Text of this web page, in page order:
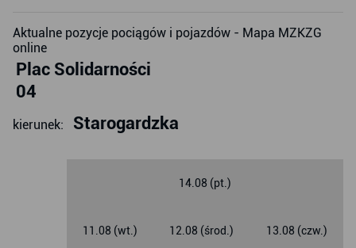
Aktualne pozycje pociągów i pojazdów - Mapa MZKZG
online
Plac Solidarności
04
kierunek: Starogardzka
11.08 (wt.) 12.08 (środ.) 13.08 (czw.)
14.08 (pt.)